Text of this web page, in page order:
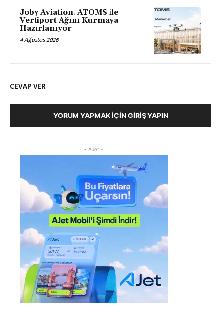
Joby Aviation, ATOMS ile
Vertiport Ağını Kurmaya
Hazırlanıyor
4 Ağustos 2026
CEVAP VER
YORUM YAPMAK İÇIN GIRIŞ YAPIN
- AJet -